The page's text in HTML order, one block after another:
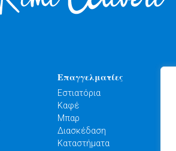
Επαγγελματίες
Εστιατόρια
Καφέ
Μπαρ
Διασκέδαση
Καταστήματα